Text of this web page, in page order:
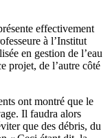
effectivement
à l’Institut
en gestion de l’eau
projet, de l’autre côté
ont montré que le
Il faudra alors
que des débris, du